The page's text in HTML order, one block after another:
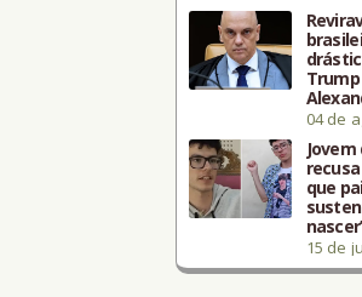
04 de
que
nascer’
15 de